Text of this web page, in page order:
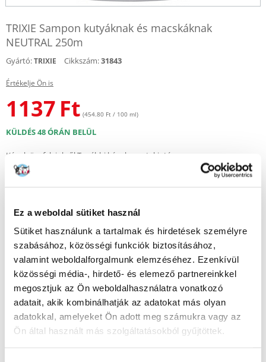
Ez a weboldal sütiket használ
Sütiket használunk a tartalmak és hirdetések személyre
szabásához, közösségi funkciók biztosításához,
valamint weboldalforgalmunk elemzéséhez. Ezenkívül
közösségi média-, hirdető- és elemező partnereinkkel
megosztjuk az Ön weboldalhasználatra vonatkozó
adatait, akik kombinálhatják az adatokat más olyan
adatokkal, amelyeket Ön adott meg számukra vagy az
Ön által használt más szolgáltatásokból gyűjtöttek.
TRIXIE Sampon kutyáknak és macskáknak
NEUTRAL 250m
Gyártó:TRIXIE Cikkszám:31843
Értékelje Ön is
1137 Ft (454.80 Ft / 100 ml)
KÜLDÉS 48 ÓRÁN BELÜL
Képek ügyfeleinkrőlTovábbi képek megtekintése
számára. Az illat- és színezékmentes, kíméletes formula hatékonyan
tisztítja a kutya vagy macska szőrét és bőrét, irritáció nélkül. Rendszeres
használatával egészséges, tiszta és puha szőrzet érhető el.
Legfontosabb jellemzők:
Tartalom: 250 ml
Kutyák és macskák számára
Illat- és színezékmentes
Kíméletes, hipoallergén formula
Ideális mindennapi ápoláshoz és érzékeny bőrre